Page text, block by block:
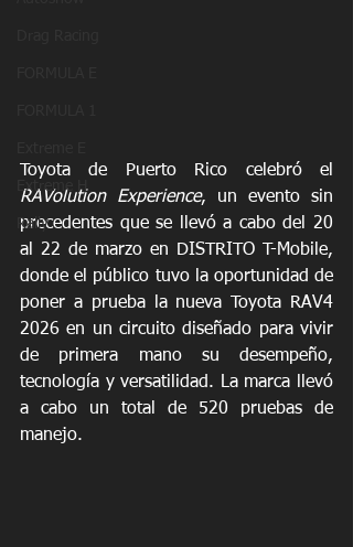
Extreme H
Rally
RAVolution Experience, un evento sin
precedentes que se llevó a cabo del 20
al 22 de marzo en DISTRITO T-Mobile,
donde el público tuvo la oportunidad de
poner a prueba la nueva Toyota RAV4
2026 en un circuito diseñado para vivir
de primera mano su desempeño,
tecnología y versatilidad. La marca llevó
a cabo un total de 520 pruebas de
manejo.